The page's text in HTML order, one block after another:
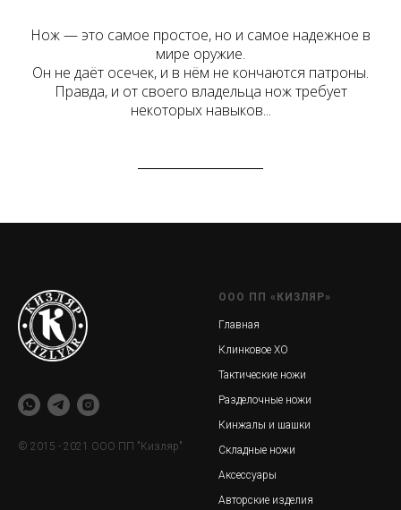
Нож — это самое простое, но и самое надежное в
мире оружие.
Он не даёт осечек, и в нём не кончаются патроны.
Правда, и от своего владельца нож требует
некоторых навыков...
© 2015 - 2021 ООО ПП "Кизляр"
ООО ПП «КИЗЛЯР»
Главная
Клинковое ХО
Тактические ножи
Разделочные ножи
Кинжалы и шашки
Складные ножи
Аксессуары
Авторские изделия